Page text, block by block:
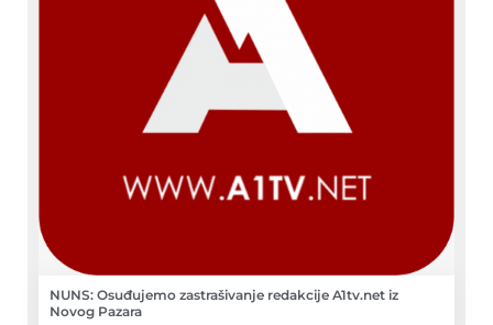
NUNS: Osuđujemo zastrašivanje redakcije A1tv.net iz
Novog Pazara